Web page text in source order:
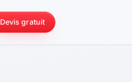
Devis gratuit